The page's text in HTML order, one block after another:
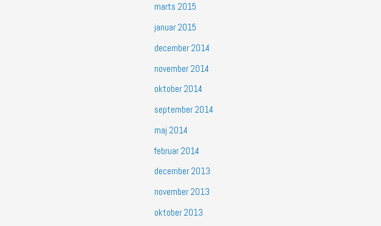
marts 2015
januar 2015
december 2014
november 2014
oktober 2014
september 2014
maj 2014
februar 2014
december 2013
november 2013
oktober 2013